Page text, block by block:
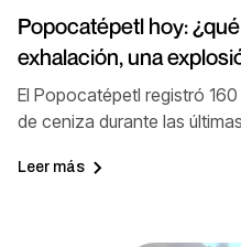
Popocatépetl hoy:
exhalación, una
El Popocatépetl registró
de ceniza durante las
Leer más